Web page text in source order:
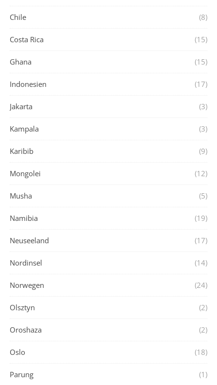
Chile (8)
Costa Rica (15)
Ghana (15)
Indonesien (17)
Jakarta (3)
Kampala (3)
Karibib (9)
Mongolei (12)
Musha (5)
Namibia (19)
Neuseeland (17)
Nordinsel (14)
Norwegen (24)
Olsztyn (2)
Oroshaza (2)
Oslo (18)
Parung (1)